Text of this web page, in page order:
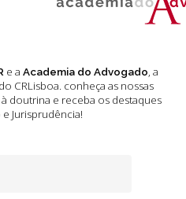
e a Academia do Advogado, a
CRLisboa. conheça as nossas
doutrina e receba os destaques
Jurisprudência!